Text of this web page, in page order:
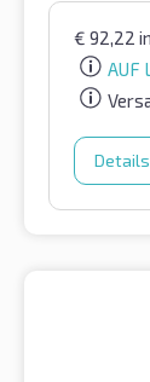
€ 92,22
AUF
Details